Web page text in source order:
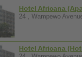
Hotel Africana
24 , Wampewo
Hotel Africana